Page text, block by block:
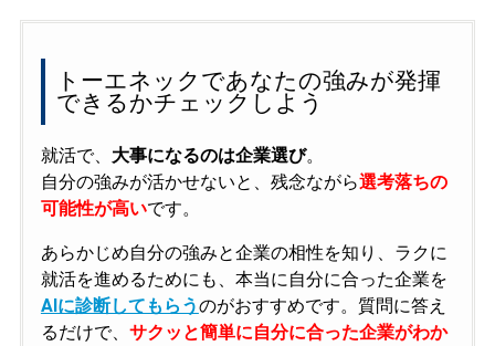
トーエネックであなたの強みが発揮
できるかチェックしよう
就活で、 大事になるのは企業選び。
自分の強みが活かせないと、残念ながら選考落ちの
可能性が高いです。
あらかじめ自分の強みと企業の相性を知り、ラクに
就活を進めるためにも、本当に自分に合った企業を
AIに診断してもらうのがおすすめです。質問に答え
るだけで、 サクッと簡単に自分に合った企業がわか